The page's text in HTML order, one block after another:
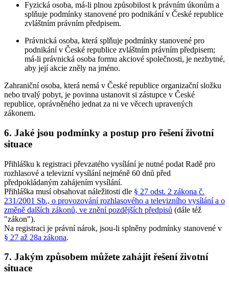
Fyzická osoba, má-li plnou způsobilost k právním úkonům a
splňuje podmínky stanovené pro podnikání v České republice
zvláštním právním předpisem.
Právnická osoba, která splňuje podmínky stanovené pro
podnikání v České republice zvláštním právním předpisem;
má-li právnická osoba formu akciové společnosti, je nezbytné,
aby její akcie zněly na jméno.
Zahraniční osoba, která nemá v České republice organizační složku
nebo trvalý pobyt, je povinna ustanovit si zástupce v České
republice, oprávněného jednat za ni ve věcech upravených
zákonem.
6. Jaké jsou podmínky a postup pro řešení životní
situace
Přihlášku k registraci převzatého vysílání je nutné podat Radě pro
rozhlasové a televizní vysílání nejméně 60 dnů před
předpokládaným zahájením vysílání.
Přihláška musí obsahovat náležitosti dle § 27 odst. 2 zákona č.
231/2001 Sb., o provozování rozhlasového a televizního vysílání a o
změně dalších zákonů, ve znění pozdějších předpisů (dále též
"zákon").
Na registraci je právní nárok, jsou-li splněny podmínky stanovené v
§ 27 až 28a zákona.
7. Jakým způsobem můžete zahájit řešení životní
situace